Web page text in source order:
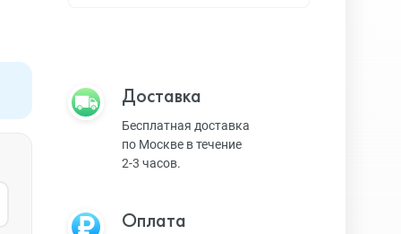
Magic Keyboard
ЗУ и кабели
Доставка
Бесплатная доставка
по Москве в течение
2-3 часов.
Оплата